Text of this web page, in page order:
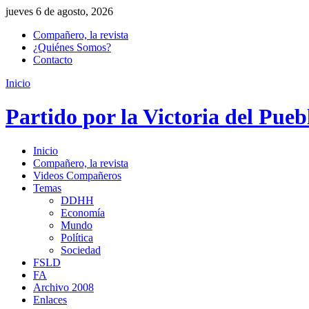
jueves 6 de agosto, 2026
Compañero, la revista
¿Quiénes Somos?
Contacto
Inicio
Partido por la Victoria del
Inicio
Compañero, la revista
Videos Compañeros
Temas
DDHH
Economía
Mundo
Política
Sociedad
FSLD
FA
Archivo 2008
Enlaces